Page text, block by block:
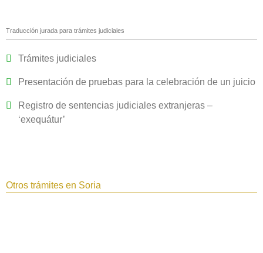
Traducción jurada para trámites judiciales
Trámites judiciales
Presentación de pruebas para la celebración de un juicio
Registro de sentencias judiciales extranjeras –
‘exequátur’
Otros trámites en Soria‎